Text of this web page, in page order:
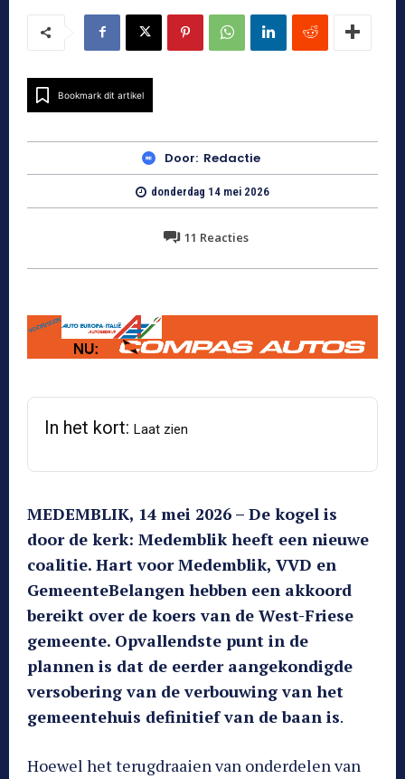
Bookmark dit artikel
Door: Redactie
donderdag 14 mei 2026
11 Reacties
In het kort: Laat zien
MEDEMBLIK, 14 mei 2026 – De kogel is
door de kerk: Medemblik heeft een nieuwe
coalitie. Hart voor Medemblik, VVD en
GemeenteBelangen hebben een akkoord
bereikt over de koers van de West-Friese
gemeente. Opvallendste punt in de
plannen is dat de eerder aangekondigde
versobering van de verbouwing van het
gemeentehuis definitief van de baan is.
Hoewel het terugdraaien van onderdelen van